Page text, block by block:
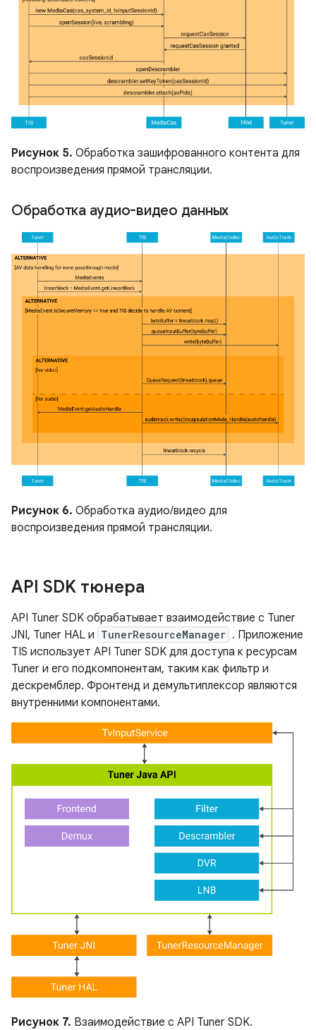
Рисунок 5. Обработка зашифрованного контента для
воспроизведения прямой трансляции.
Обработка аудио-видео данных
Рисунок 6. Обработка аудио/видео для
воспроизведения прямой трансляции.
API SDK тюнера
API Tuner SDK обрабатывает взаимодействие с Tuner
JNI, Tuner HAL и TunerResourceManager . Приложение
TIS использует API Tuner SDK для доступа к ресурсам
Tuner и его подкомпонентам, таким как фильтр и
дескремблер. Фронтенд и демультиплексор являются
внутренними компонентами.
Рисунок 7. Взаимодействие с API Tuner SDK.